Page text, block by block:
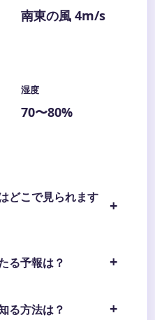
南東の風 4m/s
湿度
70〜80%
どこで見られます
る予報は？
る方法は？